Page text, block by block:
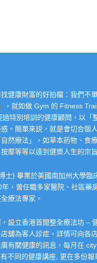
找健康財富的好拍檔：我們不
，就如做 Gym 的 Fitness
特別培訓的健康顧問，以「
。簡單來説，就是會切合個
然療法」，如草本葯物、食
摩等等以達到健樂人生的宗旨
士) 畢業於美國南加州大學臨
，曾任職多家醫院、社區藥
療法專家。
設立香港首間整全療法坊 –
舖為客人診症，詳情可向各
有關健康的訊息，每月在
不同的健康講座, 更在多份報